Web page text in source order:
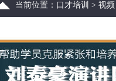
当前位置： 口才培训 > 视频